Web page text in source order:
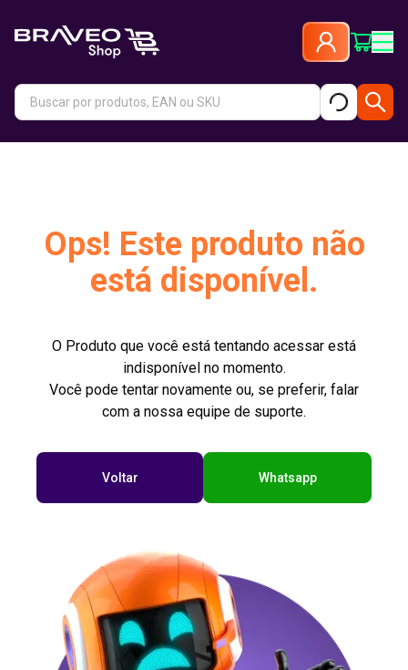
Ops! Este produto não
está disponível.
O Produto que você está tentando acessar está
indisponível no momento.
Você pode tentar novamente ou, se preferir, falar
com a nossa equipe de suporte.
Voltar Whatsapp